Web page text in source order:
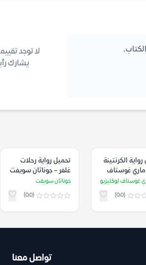
لا توجد
يشارك
الكرنتينة
ماري غوستاف
غوستاف لوكليزيو
(0.0)
تحميل رواية رحلات
غلفر – جوناثان سويفت
جوناثان سويفت
(0.0)
تواصل معنا